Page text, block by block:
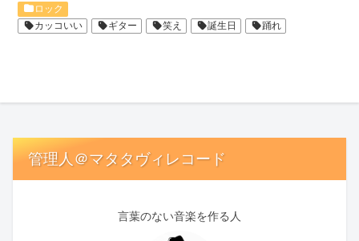
ロック
カッコいい
ギター 笑え 誕生日 踊れ
管理人＠マタタヴィレコード
言葉のない音楽を作る人